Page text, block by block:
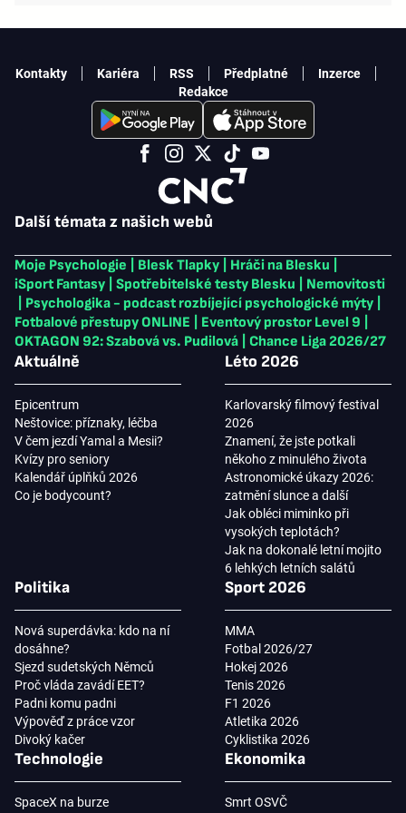
Další témata z našich webů
Moje Psychologie Blesk Tlapky Hráči na Blesku
iSport Fantasy
Spotřebitelské testy Blesku
Nemovitosti
Psychologika - podcast rozbíjející psychologické mýty
Fotbalové přestupy ONLINE
Eventový prostor Level 9
OKTAGON 92: Szabová vs. Pudilová
Chance Liga 2026/27
Aktuálně
Epicentrum
Neštovice: příznaky, léčba
V čem jezdí Yamal a Mesii?
Kvízy pro seniory
Kalendář úplňků 2026
Co je bodycount?
Léto 2026
Karlovarský filmový festival
2026
Znamení, že jste potkali
někoho z minulého života
Astronomické úkazy 2026:
zatmění slunce a další
Jak obléci miminko při
vysokých teplotách?
Jak na dokonalé letní mojito
6 lehkých letních salátů
Politika
Nová superdávka: kdo na ní
dosáhne?
Sjezd sudetských Němců
Proč vláda zavádí EET?
Padni komu padni
Výpověď z práce vzor
Divoký kačer
Sport 2026
MMA
Fotbal 2026/27
Hokej 2026
Tenis 2026
F1 2026
Atletika 2026
Cyklistika 2026
Technologie
SpaceX na burze
Ekonomika
Smrt OSVČ
Kontakty Kariéra RSS Předplatné
Inzerce
Redakce